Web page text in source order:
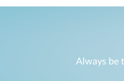
Always be